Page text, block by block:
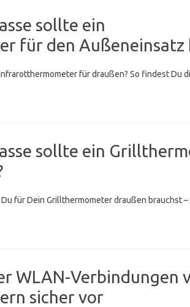
sollte ein
für den Außeneinsatz
für draußen? So findest Du
sollte ein
für Dein Grillthermometer draußen brauchst
WLAN-Verbindungen
sicher vor